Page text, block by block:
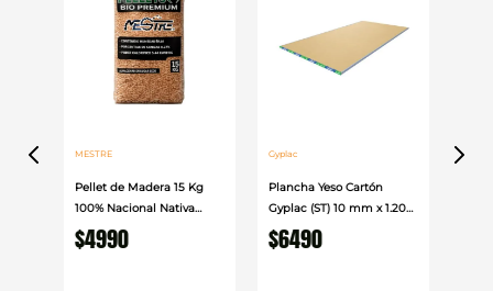
MESTRE
Pellet de Madera 15 Kg
100% Nacional Nativa
Mestre
$4990
Gyplac
Plancha Yeso Cartón
Gyplac (ST) 10 mm x 1.20
cm x 2.40cm
$6490